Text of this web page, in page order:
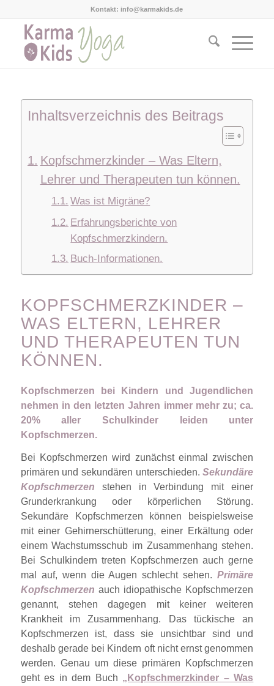
Kontakt: info@karmakids.de
Inhaltsverzeichnis des Beitrags
Kopfschmerzkinder – Was Eltern,
Lehrer und Therapeuten tun können.
Was ist Migräne?
Erfahrungsberichte von
Kopfschmerzkindern.
Buch-Informationen.
KOPFSCHMERZKINDER –
WAS ELTERN, LEHRER
UND THERAPEUTEN TUN
KÖNNEN.
Kopfschmerzen bei Kindern und Jugendlichen
nehmen in den letzten Jahren immer mehr zu; ca.
20% aller Schulkinder leiden unter
Kopfschmerzen.
Bei Kopfschmerzen wird zunächst einmal zwischen
primären und sekundären unterschieden.Sekundäre
Kopfschmerzen stehen in Verbindung mit einer
Grunderkrankung oder körperlichen Störung.
Sekundäre Kopfschmerzen können beispielsweise
mit einer Gehirnerschütterung, einer Erkältung oder
einem Wachstumsschub im Zusammenhang stehen.
Bei Schulkindern treten Kopfschmerzen auch gerne
mal auf, wenn die Augen schlecht sehen. Primäre
Kopfschmerzen auch idiopathische Kopfschmerzen
genannt, stehen dagegen mit keiner weiteren
Krankheit im Zusammenhang. Das tückische an
Kopfschmerzen ist, dass sie unsichtbar sind und
deshalb gerade bei Kindern oft nicht ernst genommen
werden. Genau um diese primären Kopfschmerzen
geht es in dem Buch „Kopfschmerzkinder – Was